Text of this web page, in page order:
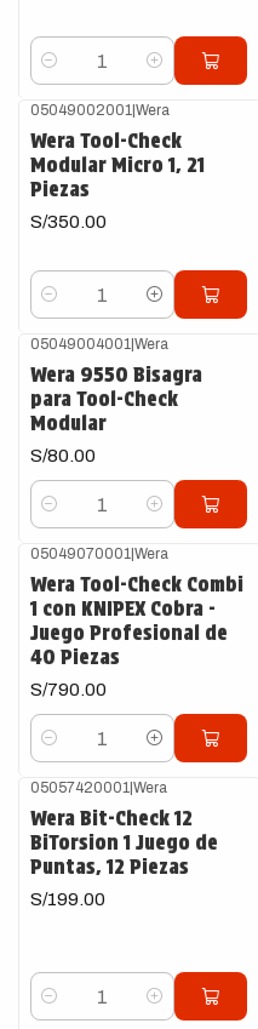
Cantidad
05049002001 |Wera
Wera Tool-Check
Modular Micro 1, 21
Piezas
S/350.00
Cantidad
05049004001 |Wera
Wera 9550 Bisagra
para Tool-Check
Modular
S/80.00
Cantidad
05049070001 |Wera
Wera Tool-Check Combi
1 con KNIPEX Cobra -
Juego Profesional de
40 Piezas
S/790.00
Cantidad
05057420001 |Wera
Wera Bit-Check 12
BiTorsion 1 Juego de
Puntas, 12 Piezas
S/199.00
Cantidad